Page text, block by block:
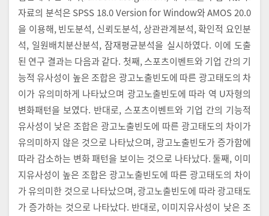
자료의 분석은 SPSS 18.0 Version for Window와 AMOS 20.0
을 이용해, 빈도분석, 신뢰도분석, 상관관계분석, 확인적 요인분
석, 일원배치분산분석, 잠재평균분석을 실시하였다. 이에 도출
된 연구 결과는 다음과 같다. 첫째, 스포츠이벤트와 기업 간의 기
능적 유사성이 높은 조합은 광고노출빈도에 따른 광고태도의 차
이가 유의미하게 나타났으며 광고노출빈도에 따라 역 U자형의
변화패턴을 보였다. 반대로, 스포츠이벤트와 기업 간의 기능적
유사성이 낮은 조합은 광고노출빈도에 따른 광고태도의 차이가
유의미하지 않은 것으로 나타났으며, 광고노출빈도가 증가함에
따라 감소하는 변화 패턴을 보이는 것으로 나타났다. 둘째, 이미
지유사성이 높은 조합은 광고노출빈도에 따른 광고태도의 차이
가 유의미한 것으로 나타났으며, 광고노출빈도에 따라 광고태도
가 증가하는 것으로 나타났다. 반대로, 이미지유사성이 낮은 조